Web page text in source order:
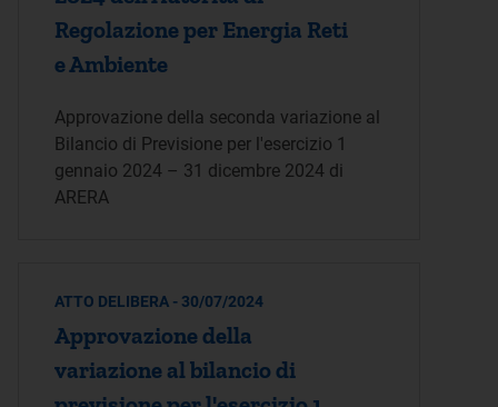
Regolazione per Energia Reti
e Ambiente
Approvazione della seconda variazione al
Bilancio di Previsione per l'esercizio 1
gennaio 2024 – 31 dicembre 2024 di
ARERA
ATTO DELIBERA - 30/07/2024
Approvazione della
variazione al bilancio di